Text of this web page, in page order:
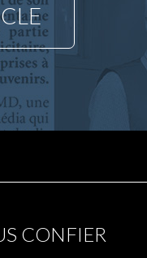
CONFIER